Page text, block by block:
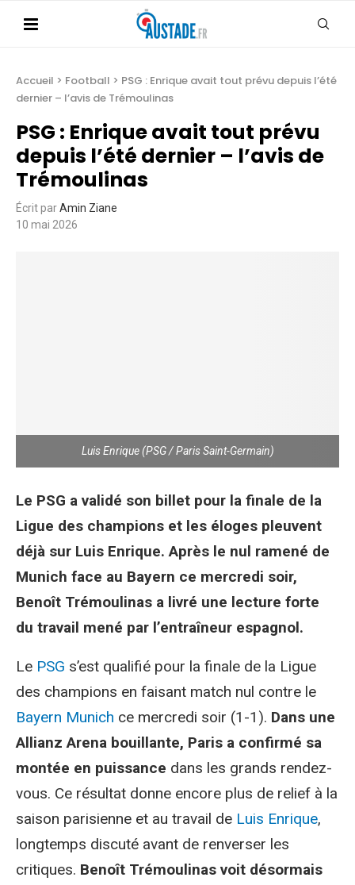
Accueil > Football > PSG : Enrique avait tout prévu depuis l’été
dernier – l’avis de Trémoulinas
PSG : Enrique avait tout prévu
depuis l’été dernier – l’avis de
Trémoulinas
Écrit parAmin Ziane
10 mai 2026
Luis Enrique (PSG / Paris Saint-Germain)
Le PSG a validé son billet pour la finale de la
Ligue des champions et les éloges pleuvent
déjà sur Luis Enrique. Après le nul ramené de
Munich face au Bayern ce mercredi soir,
Benoît Trémoulinas a livré une lecture forte
du travail mené par l’entraîneur espagnol.
Le PSG s’est qualifié pour la finale de la Ligue
des champions en faisant match nul contre le
Bayern Munich ce mercredi soir (1-1). Dans une
Allianz Arena bouillante, Paris a confirmé sa
montée en puissance dans les grands rendez-
vous. Ce résultat donne encore plus de relief à la
saison parisienne et au travail de Luis Enrique,
longtemps discuté avant de renverser les
critiques. Benoît Trémoulinas voit désormais